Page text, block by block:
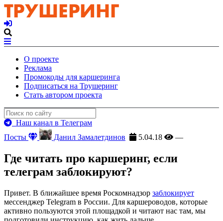
О проекте
Реклама
Промокоды для каршеринга
Подписаться на Трушеринг
Стать автором проекта
Наш канал в Телеграм
Посты
Данил Замалетдинов 5.04.18 —
Где читать про каршеринг, если
телеграм заблокируют?
Привет. В ближайшее время Роскомнадзор заблокирует
мессенджер Telegram в России. Для каршероводов, которые
активно пользуются этой площадкой и читают нас там, мы